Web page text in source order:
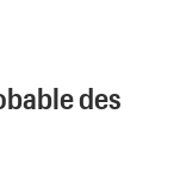
des